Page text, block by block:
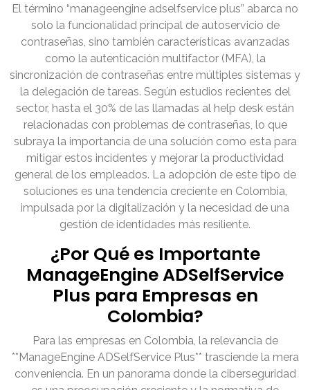
El término “manageengine adselfservice plus” abarca no
solo la funcionalidad principal de autoservicio de
contraseñas, sino también características avanzadas
como la autenticación multifactor (MFA), la
sincronización de contraseñas entre múltiples sistemas y
la delegación de tareas. Según estudios recientes del
sector, hasta el 30% de las llamadas al help desk están
relacionadas con problemas de contraseñas, lo que
subraya la importancia de una solución como esta para
mitigar estos incidentes y mejorar la productividad
general de los empleados. La adopción de este tipo de
soluciones es una tendencia creciente en Colombia,
impulsada por la digitalización y la necesidad de una
gestión de identidades más resiliente.
¿Por Qué es Importante
ManageEngine ADSelfService
Plus para Empresas en
Colombia?
Para las empresas en Colombia, la relevancia de
**ManageEngine ADSelfService Plus** trasciende la mera
conveniencia. En un panorama donde la ciberseguridad